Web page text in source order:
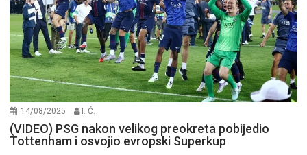
14/08/2025 I. Ć.
(VIDEO) PSG nakon velikog preokreta pobijedio
Tottenham i osvojio evropski Superkup